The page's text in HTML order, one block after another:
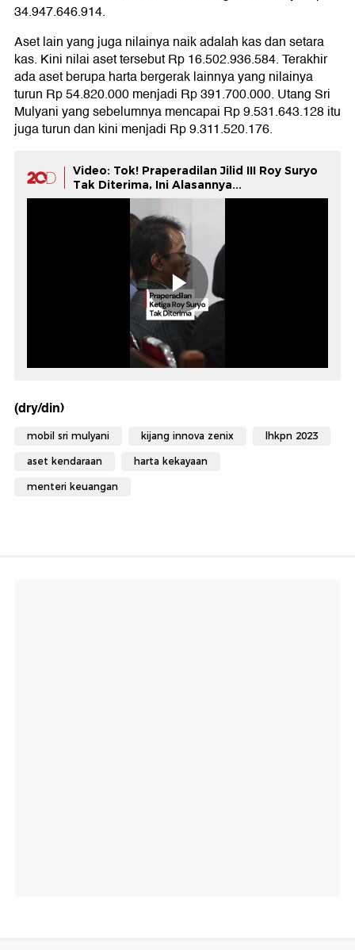
34.947.646.914.
Aset lain yang juga nilainya naik adalah kas dan setara
kas. Kini nilai aset tersebut Rp 16.502.936.584. Terakhir
ada aset berupa harta bergerak lainnya yang nilainya
turun Rp 54.820.000 menjadi Rp 391.700.000. Utang Sri
Mulyani yang sebelumnya mencapai Rp 9.531.643.128 itu
juga turun dan kini menjadi Rp 9.311.520.176.
Video: Tok! Praperadilan Jilid III Roy Suryo
Tak Diterima, Ini Alasannya...
(dry/din)
mobil sri mulyani kijang innova zenix lhkpn 2023
aset kendaraan harta kekayaan
menteri keuangan